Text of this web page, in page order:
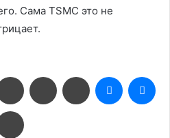
Сама TSMC это не
Reddit ВконтактеОдноклассники
Messenger